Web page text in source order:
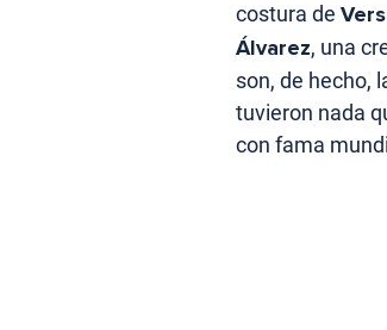
costura de
Álvarez, una
son, de hecho,
tuvieron nada
con fama